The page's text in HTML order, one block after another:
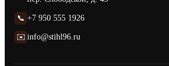
📞 +7 950 555 1926
✉️ info@stihl96.ru